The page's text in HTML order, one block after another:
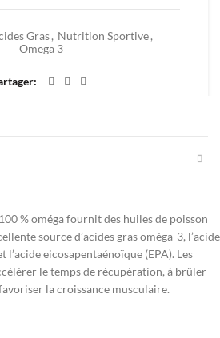
Gras , Nutrition Sportive ,
Omega 3
% oméga fournit des huiles de poisson
source d’acides gras oméga-3, l’acide
eicosapentaénoïque (EPA). Les
le temps de récupération, à brûler
la croissance musculaire.